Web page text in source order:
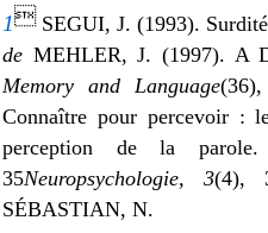
1SEGUI, J. (1993).
de MEHLER, J. (1997). A
Memory and Language
Connaître pour percevoir :
perception de la
35Neuropsychologie, 3(4),
SÉBASTIAN, N.